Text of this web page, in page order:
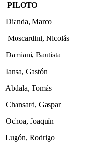
PILOTO
Marco
Bautista
Tomás
Joaquín
Rodrigo